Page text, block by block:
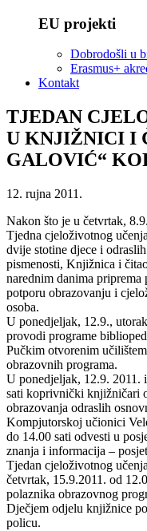
EU projekti
Dobrodošli u
Erasmus+
Kontakt
TJEDAN
U KNJIŽNICI I
GALOVIĆ“
12. rujna 2011.
Nakon što je u četvrtak,
Tjedna cjeloživotnog
dvije stotine djece i
pismenosti, Knjižnica i
narednim danima priprema
potporu obrazovanju i
osoba.
U ponedjeljak, 12.9.,
provodi programe
Pučkim otvorenim
obrazovnih programa.
U ponedjeljak, 12.9. 2011.
sati koprivnički knjižničari
obrazovanja odraslih
Kompjutorskoj učionici
do 14.00 sati odvesti u
znanja i informacija –
Tjedan cjeloživotnog
četvrtak, 15.9.2011. od
polaznika obrazovnog
Dječjem odjelu knjižnice
policu.